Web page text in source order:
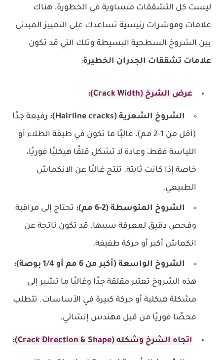
ليست كل التشققات متساوية في الخطورة. هناك
علامات ومؤشرات رئيسية تساعدك على التمييز المبدئي
بين الشروخ السطحية البسيطة وتلك التي قد تكون
علامات تشققات الجدران الخطيرة:
عرض الشرخ (Crack Width):
الشروخ الشعرية (Hairline cracks):
رفيعة جدًا
(أقل من 1-2 مم)، غالبًا ما تكون في طبقة الطلاء أو
اللياسة فقط، وعادة لا تشكل قلقًا هيكليًا فوريًا،
خاصة إذا كانت ثابتة. تنتج غالبًا عن الانكماش
الطبيعي.
الشروخ المتوسطة (2-6 مم):
تحتاج إلى مراقبة
وفحص دقيق لمعرفة سببها. قد تكون ناتجة عن
انكماش أكبر أو حركة طفيفة.
الشروخ الواسعة (أكبر من 6 مم أو 1/4 بوصة):
هذه الشروخ تعتبر مقلقة جدًا وغالبًا ما تشير إلى
مشكلة هيكلية أو حركة كبيرة في الأساسات. تتطلب
فحصًا فوريًا من قبل مهندس إنشائي.
اتجاه الشرخ وشكله (Crack Direction & Shape):